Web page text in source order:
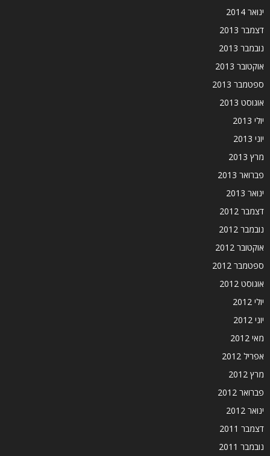
ינואר 2014
דצמבר 2013
נובמבר 2013
אוקטובר 2013
ספטמבר 2013
אוגוסט 2013
יולי 2013
יוני 2013
מרץ 2013
פברואר 2013
ינואר 2013
דצמבר 2012
נובמבר 2012
אוקטובר 2012
ספטמבר 2012
אוגוסט 2012
יולי 2012
יוני 2012
מאי 2012
אפריל 2012
מרץ 2012
פברואר 2012
ינואר 2012
דצמבר 2011
נובמבר 2011